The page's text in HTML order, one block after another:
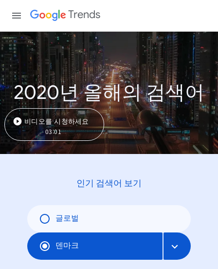
Trends
2020년 올해의 검색어
비디오를 시청하세요
03:01
인기 검색어 보기
글로벌
덴마크